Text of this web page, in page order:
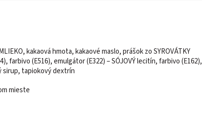
kakaová hmota, kakaové maslo, prášok zo SYROVÁTKY
farbivo (E516), emulgátor (E322) – SÓJOVÝ lecitín, farbivo (E162),
sirup, tapiokový dextrín
mieste